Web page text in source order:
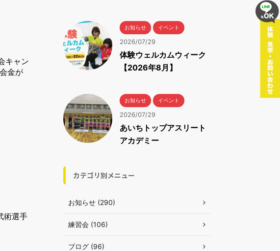
キャン
金が
術選手
お知らせ イベント
2026/07/29
体験ウェルカムウィーク
【2026年8月】
お知らせ イベント
2026/07/29
あいちトップアスリート
アカデミー
カテゴリ別メニュー
お知らせ (290)
練習会 (106)
ブログ (96)